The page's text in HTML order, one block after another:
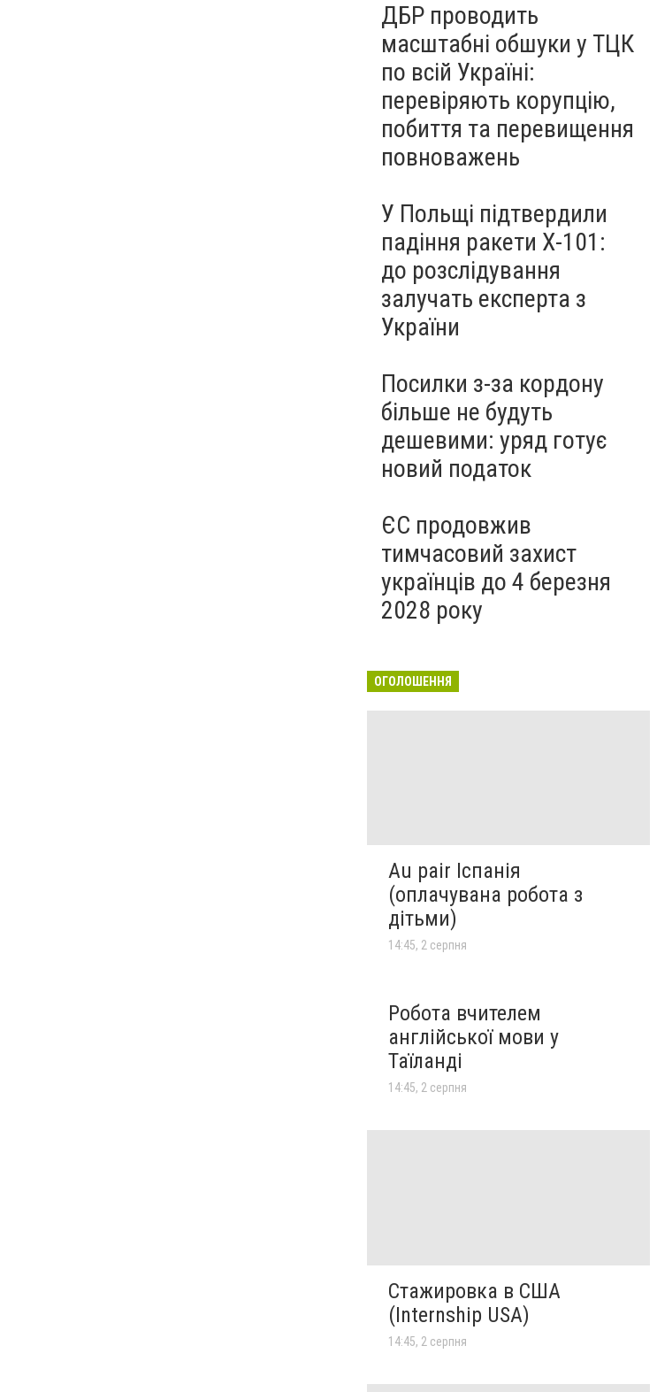
всіх ракет
ДБР проводить
масштабні обшуки у ТЦК
по всій Україні:
перевіряють корупцію,
побиття та перевищення
повноважень
У Польщі підтвердили
падіння ракети Х-101:
до розслідування
залучать експерта з
України
Посилки з-за кордону
більше не будуть
дешевими: уряд готує
новий податок
ЄС продовжив
тимчасовий захист
українців до 4 березня
2028 року
ОГОЛОШЕННЯ
Au pair Іспанія
(оплачувана робота з
дітьми)
14:45, 2 серпня
Робота вчителем
англійської мови у
Таїланді
14:45, 2 серпня
Стажировка в США
(Internship USA)
14:45, 2 серпня